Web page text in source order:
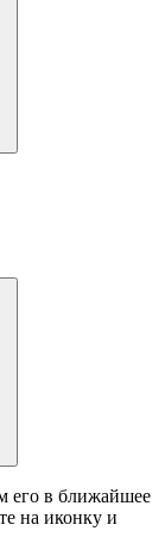
его в ближайшее
на иконку и